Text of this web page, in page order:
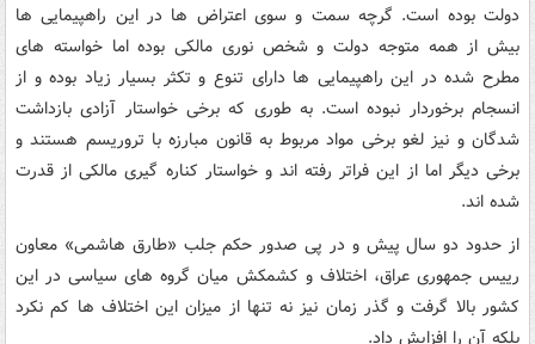
دولت بوده است. گرچه سمت و سوی اعتراض ها در این راهپیمایی ها
بیش از همه متوجه دولت و شخص نوری مالکی بوده اما خواسته های
مطرح شده در این راهپیمایی ها دارای تنوع و تکثر بسیار زیاد بوده و از
انسجام برخوردار نبوده است. به طوری که برخی خواستار آزادی بازداشت
شدگان و نیز لغو برخی مواد مربوط به قانون مبارزه با تروریسم هستند و
برخی دیگر اما از این فراتر رفته اند و خواستار کناره گیری مالکی از قدرت
شده اند.
از حدود دو سال پیش و در پی صدور حکم جلب «طارق هاشمی» معاون
رییس جمهوری عراق، اختلاف و کشمکش میان گروه های سیاسی در این
کشور بالا گرفت و گذر زمان نیز نه تنها از میزان این اختلاف ها کم نکرد
بلکه آن را افزایش داد.